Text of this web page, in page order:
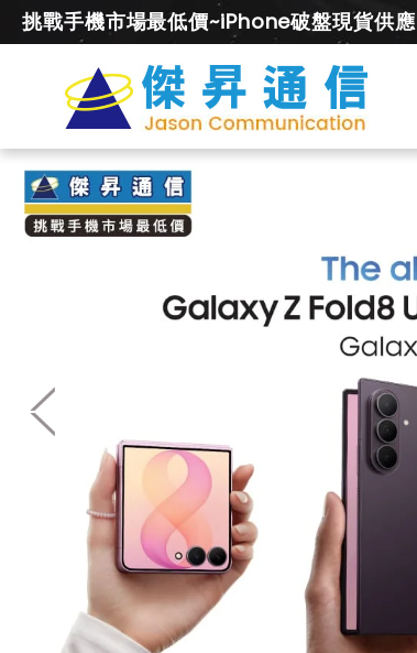
挑戰手機市場最低價~iPhone破盤現貨供應